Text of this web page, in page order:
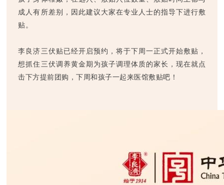
成人有所差别，因此建议大家在专业人士的指导下进行敷
贴。
李良济三伏贴已经开启预约，将于下周一正式开始敷贴，
想抓住三伏调养黄金期为孩子调理体质的家长，现在就点
击下方提前团购，下周和孩子一起来医馆敷贴吧！